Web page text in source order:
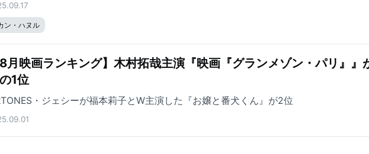
ン・ハヌル
8月映画ランキング】木村拓哉主演『映画『グランメゾン・パリ』』
1位
・ジェシーが福本莉子とW主演した『お嬢と番犬くん』が2位